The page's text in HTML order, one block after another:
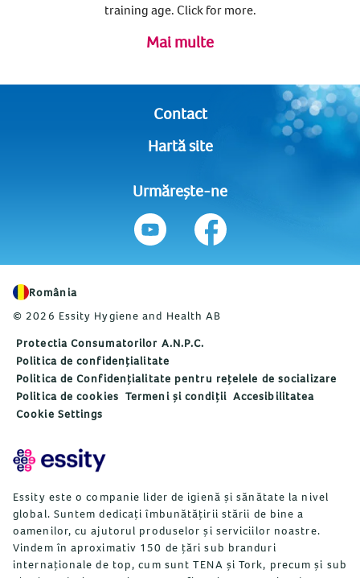
training age. Click for more.
Mai multe
Contact
Hartă site
Urmărește-ne
România
© 2026 Essity Hygiene and Health AB
Protectia Consumatorilor A.N.P.C.
Politica de confidențialitate
Politica de Confidențialitate pentru rețelele de socializare
Politica de cookies Termeni și condiții Accesibilitatea
Cookie Settings
Essity este o companie lider de igienă și sănătate la nivel
global. Suntem dedicați îmbunătățirii stării de bine a
oamenilor, cu ajutorul produselor și serviciilor noastre.
Vindem în aproximativ 150 de țări sub branduri
internaționale de top, cum sunt TENA și Tork, precum și sub